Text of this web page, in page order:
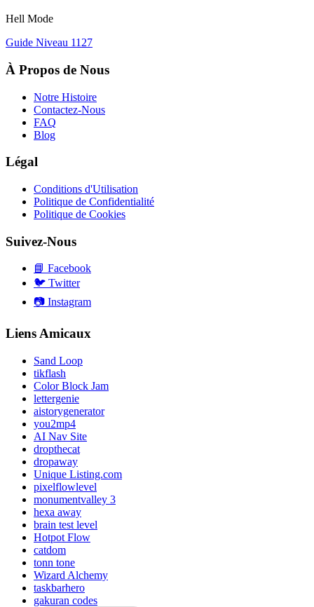
Hell Mode
Guide Niveau 1127
À Propos de Nous
Notre Histoire
Contactez-Nous
FAQ
Blog
Légal
Conditions d'Utilisation
Politique de Confidentialité
Politique de Cookies
Suivez-Nous
📘 Facebook
🐦 Twitter
📷 Instagram
Liens Amicaux
Sand Loop
tikflash
Color Block Jam
lettergenie
aistorygenerator
you2mp4
AI Nav Site
dropthecat
dropaway
Unique Listing.com
pixelflowlevel
monumentvalley 3
hexa away
brain test level
Hotpot Flow
catdom
tonn tone
Wizard Alchemy
taskbarhero
gakuran codes